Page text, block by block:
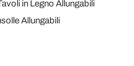
in Legno Allungabili
Allungabili